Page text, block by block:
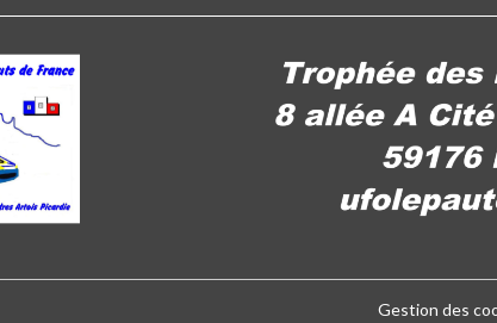
Gestion des